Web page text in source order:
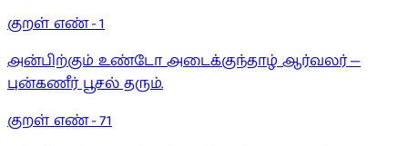
குறள் எண் -1
அன்பிற்கும் உண்டோ அடைக்குந்தாழ் ஆர்வலர் —
புன்கணீர் பூசல் தரும்.
குறள் எண் -71